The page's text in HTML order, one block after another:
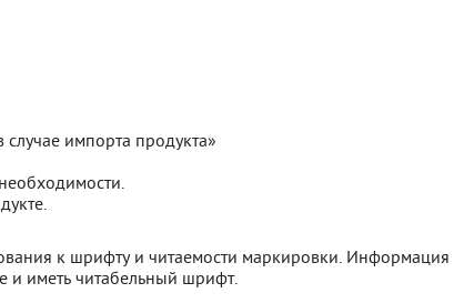
импорта продукта»
к шрифту и читаемости маркировки. Информация
и иметь читабельный шрифт.